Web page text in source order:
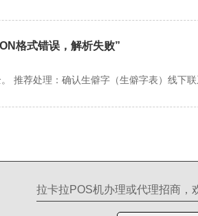
格式错误，解析失败”
推荐处理：确认生僻字（生僻字表）线下
拉卡拉POS机办理或代理招商，